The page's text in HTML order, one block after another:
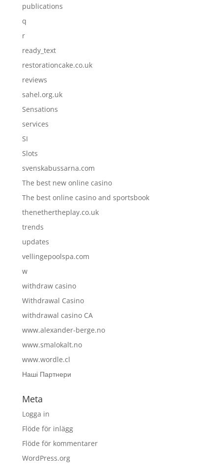
publications
q
r
ready_text
restorationcake.co.uk
reviews
sahel.org.uk
Sensations
services
SI
Slots
svenskabussarna.com
The best new online casino
The best online casino and sportsbook
thenethertheplay.co.uk
trends
updates
vellingepoolspa.com
w
withdraw casino
Withdrawal Casino
withdrawal casino CA
www.alexander-berge.no
www.smalokalt.no
www.wordle.cl
Наші Партнери
Meta
Logga in
Flöde för inlägg
Flöde för kommentarer
WordPress.org